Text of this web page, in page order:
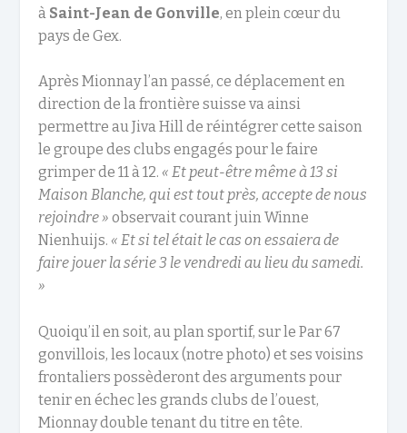
à Saint-Jean de Gonville, en plein cœur du
pays de Gex.
Après Mionnay l’an passé, ce déplacement en
direction de la frontière suisse va ainsi
permettre au Jiva Hill de réintégrer cette saison
le groupe des clubs engagés pour le faire
grimper de 11 à 12. « Et peut-être même à 13 si
Maison Blanche, qui est tout près, accepte de nous
rejoindre » observait courant juin Winne
Nienhuijs. « Et si tel était le cas on essaiera de
faire jouer la série 3 le vendredi au lieu du samedi.
»
Quoiqu’il en soit, au plan sportif, sur le Par 67
gonvillois, les locaux (notre photo) et ses voisins
frontaliers possèderont des arguments pour
tenir en échec les grands clubs de l’ouest,
Mionnay double tenant du titre en tête.